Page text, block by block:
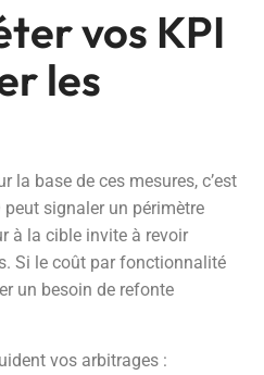
vos KPI
les
la base de ces mesures, c’est
peut signaler un périmètre
à la cible invite à revoir
Si le coût par fonctionnalité
un besoin de refonte
vos arbitrages :